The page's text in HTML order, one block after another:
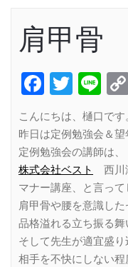
肩甲骨
こんにちは、樋口です
昨日は定例勉強会＆望
定例勉強会の講師は、
株式会社ベスト
西川
マナー講座、と言って
肩甲骨や腰を意識した
品格溢れる立ち振る舞
そして先生が適宜盛り
相手を不快にしない程